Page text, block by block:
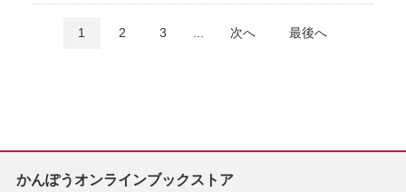
1 2 3 次へ 最後へ
かんぽうオンラインブックストア